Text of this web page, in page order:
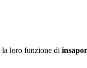
la loro funzione di